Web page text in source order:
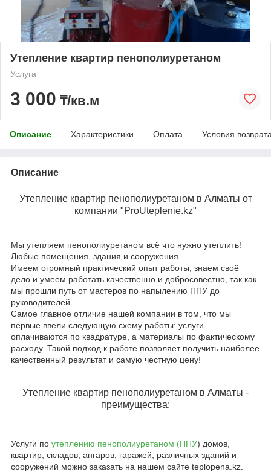
Утепление квартир пенополиуретаном
Услуга
3 000 ₸/кв.м
Описание Характеристики Оплата Условия
Описание
Утепление квартир пенополиуретаном в Алматы от
компании "ProUteplenie.kz"
Мы утепляем пенополиуретаном всё что нужно утеплить!
Любые помещения, здания и сооружения.
Имеем огромный практический опыт работы, знаем своё
дело и умеем работать качественно и добросовестно, так как
мы прошли путь от мастеров по напылению ППУ до
руководителей.
Самое главное отличие нашей компании в том, что мы
первые ввели следующую схему работы: услуги
оплачиваются по квадратуре, а материалы по фактическому
расходу. Такой подход к работе позволяет получить наиболее
качественный результат и самую честную цену!
Утепление квартир пенополиуретаном в Алматы -
преимущества:
Услуги по утеплению пенополиуретаном (ППУ) домов,
квартир, складов, ангаров, гаражей, различных зданий и
сооружений можно заказать на нашем сайте teplopena.kz.